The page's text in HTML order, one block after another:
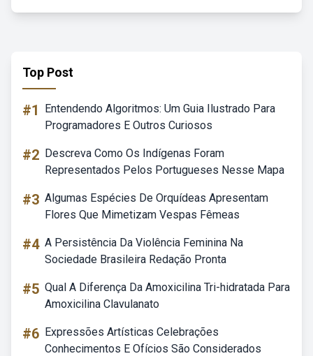
Top Post
#1
Entendendo Algoritmos: Um Guia Ilustrado Para
Programadores E Outros Curiosos
#2 Descreva Como Os Indígenas Foram
Representados Pelos Portugueses Nesse Mapa
#3 Algumas Espécies De Orquídeas Apresentam
Flores Que Mimetizam Vespas Fêmeas
#4 A Persistência Da Violência Feminina Na
Sociedade Brasileira Redação Pronta
#5 Qual A Diferença Da Amoxicilina Tri-hidratada Para
Amoxicilina Clavulanato
#6 Expressões Artísticas Celebrações
Conhecimentos E Ofícios São Considerados